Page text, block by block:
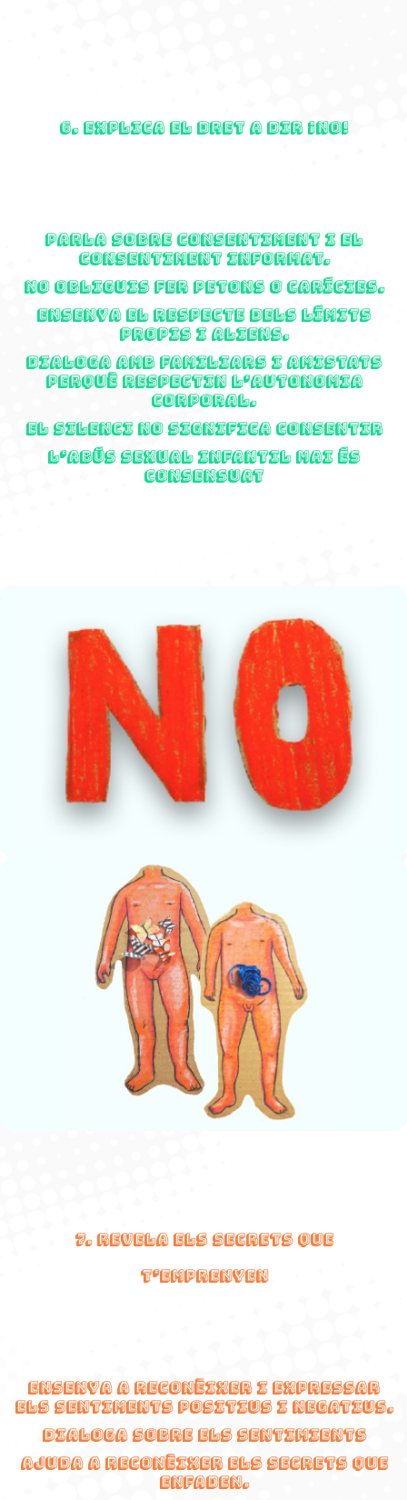
6. Explica el dret a dir ¡NO!
Parla sobre consentiment i el
consentiment informat.
No obliguis fer petons o carícies.
Ensenya el respecte dels límits
propis i aliens.
Dialoga amb familiars i amistats
perquè respectin l’autonomia
corporal.
El silenci no significa consentir
L’abús sexual infantil MAI és
consensuat
7. Revela ELS secrets que
t’eMPRENYEN
Ensenya a reconèixer i expressar
els sentiments positius i negatius.
Dialoga sobre els sentimients
Ajuda a reconèixer els secrets que
enfaden.